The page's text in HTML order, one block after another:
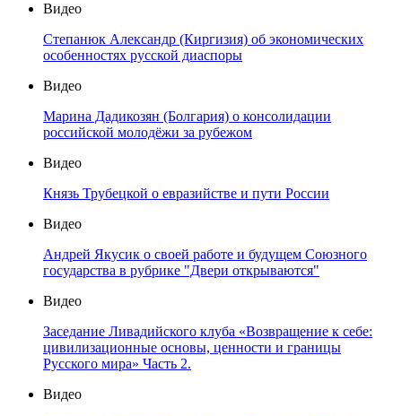
Видео
Степанюк Александр (Киргизия) об экономических
особенностях русской диаспоры
Видео
Марина Дадикозян (Болгария) о консолидации
российской молодёжи за рубежом
Видео
Князь Трубецкой о евразийстве и пути России
Видео
Андрей Якусик о своей работе и будущем Союзного
государства в рубрике "Двери открываются"
Видео
Заседание Ливадийского клуба «Возвращение к себе:
цивилизационные основы, ценности и границы
Русского мира» Часть 2.
Видео